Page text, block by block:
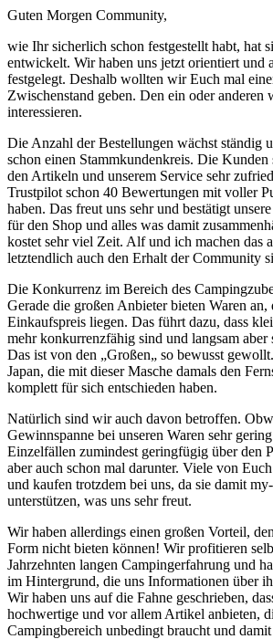
Guten Morgen Community,
wie Ihr sicherlich schon festgestellt habt, hat
entwickelt. Wir haben uns jetzt orientiert und
festgelegt. Deshalb wollten wir Euch mal
Zwischenstand geben. Den ein oder anderen
interessieren.
Die Anzahl der Bestellungen wächst ständig
schon einen Stammkundenkreis. Die
den Artikeln und unserem Service sehr
Trustpilot schon 40 Bewertungen mit voller
haben. Das freut uns sehr und bestätigt
für den Shop und alles was damit
kostet sehr viel Zeit. Alf und ich machen das
letztendlich auch den Erhalt der Community
Die Konkurrenz im Bereich des
Gerade die großen Anbieter bieten Waren an,
Einkaufspreis liegen. Das führt dazu, dass
mehr konkurrenzfähig sind und langsam aber
Das ist von den „Großen„ so bewusst
Japan, die mit dieser Masche damals den
komplett für sich entschieden haben.
Natürlich sind wir auch davon betroffen.
Gewinnspanne bei unseren Waren sehr
Einzelfällen zumindest geringfügig über den
aber auch schon mal darunter. Viele von
und kaufen trotzdem bei uns, da sie damit
unterstützen, was uns sehr freut.
Wir haben allerdings einen großen Vorteil,
Form nicht bieten können! Wir profitieren
Jahrzehnten langen Campingerfahrung und
im Hintergrund, die uns Informationen über
Wir haben uns auf die Fahne geschrieben,
hochwertige und vor allem Artikel anbieten,
Campingbereich unbedingt braucht und